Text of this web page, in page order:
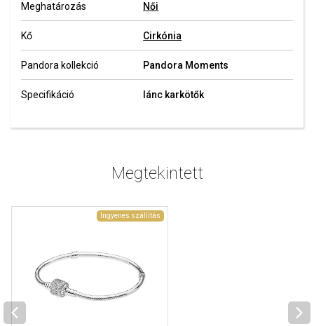
Meghatározás Női
Kő Cirkónia
Pandora kollekció Pandora Moments
Specifikáció lánc karkötők
Megtekintett
Ingyenes szállítás